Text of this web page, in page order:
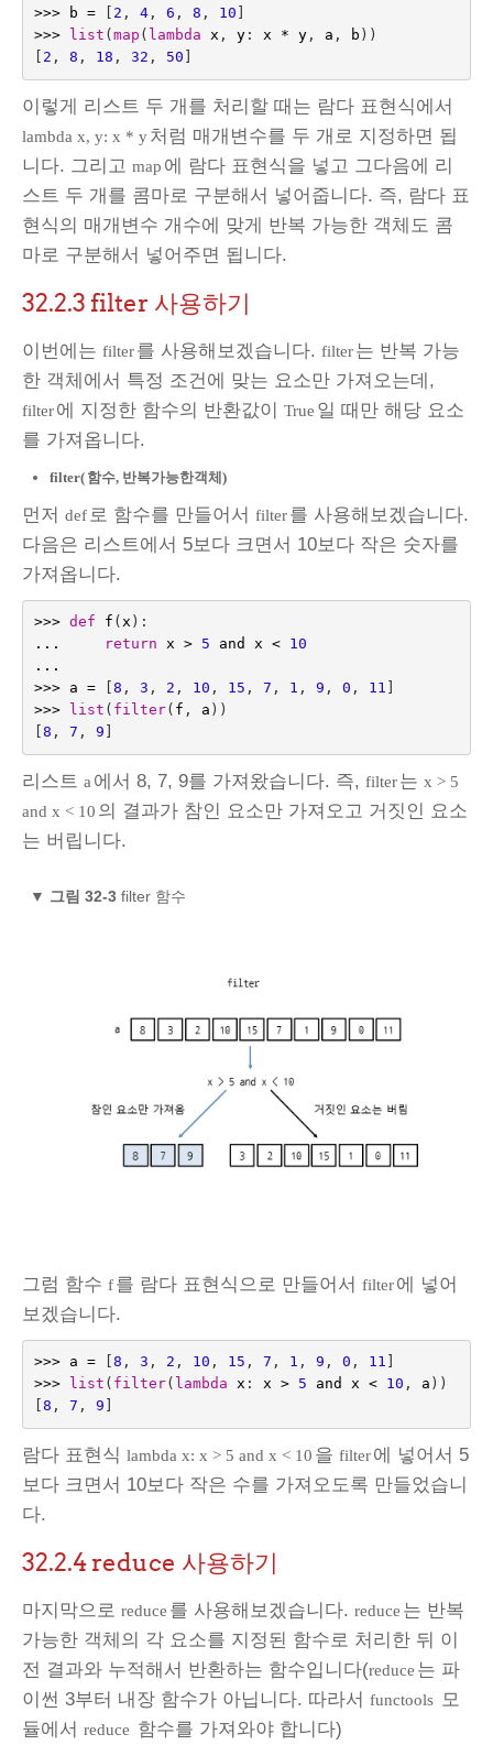
>>> b = 2 , 4, 6 , 8 , 10
>>>
list ( map ( lambda x , y: x * y, a , b ))
2 , 8 , 18 , 32 , 50
이렇게 리스트 두 개를 처리할 때는 람다 표현식에서
lambda x, y: x * y처럼 매개변수를 두 개로 지정하면 됩
니다. 그리고 map 에 람다 표현식을 넣고 그다음에 리
스트 두 개를 콤마로 구분해서 넣어줍니다. 즉, 람다 표
현식의 매개변수 개수에 맞게 반복 가능한 객체도 콤
마로 구분해서 넣어주면 됩니다.
32.2.3 filter 사용하기
이번에는 filter를 사용해보겠습니다. filter는 반복 가능
한 객체에서 특정 조건에 맞는 요소만 가져오는데,
filter에 지정한 함수의 반환값이 True 일 때만 해당 요소
를 가져옵니다.
filter( 함수, 반복가능한객체)
먼저 def로 함수를 만들어서 filter를 사용해보겠습니다.
다음은 리스트에서 5보다 크면서 10보다 작은 숫자를
가져옵니다.
>>> def f ( x ):
...
return x > 5 and x <
10
...
>>>
a = 8 , 3 , 2 , 10 , 15 , 7 , 1 , 9 , 0 , 11
>>>
list ( filter( f , a ))
8 , 7 , 9
리스트 a 에서 8, 7, 9를 가져왔습니다. 즉, filter는 x > 5
and x < 10 의 결과가 참인 요소만 가져오고 거짓인 요소
는 버립니다.
▼ 그림 32-3filter 함수
그럼 함수 f를 람다 표현식으로 만들어서 filter에 넣어
보겠습니다.
>>> a = 8 , 3 , 2 , 10 , 15 , 7 , 1 , 9 , 0 , 11
>>>
list ( filter( lambda x : x > 5 and x < 10 , a ))
8 , 7 , 9
람다 표현식 lambda x: x > 5 and x < 10 을 filter에 넣어서 5
보다 크면서 10보다 작은 수를 가져오도록 만들었습니
다.
32.2.4reduce 사용하기
마지막으로 reduce 를 사용해보겠습니다. reduce 는 반복
가능한 객체의 각 요소를 지정된 함수로 처리한 뒤 이
전 결과와 누적해서 반환하는 함수입니다(reduce 는 파
이썬 3부터 내장 함수가 아닙니다. 따라서 functools 모
듈에서 reduce 함수를 가져와야 합니다)